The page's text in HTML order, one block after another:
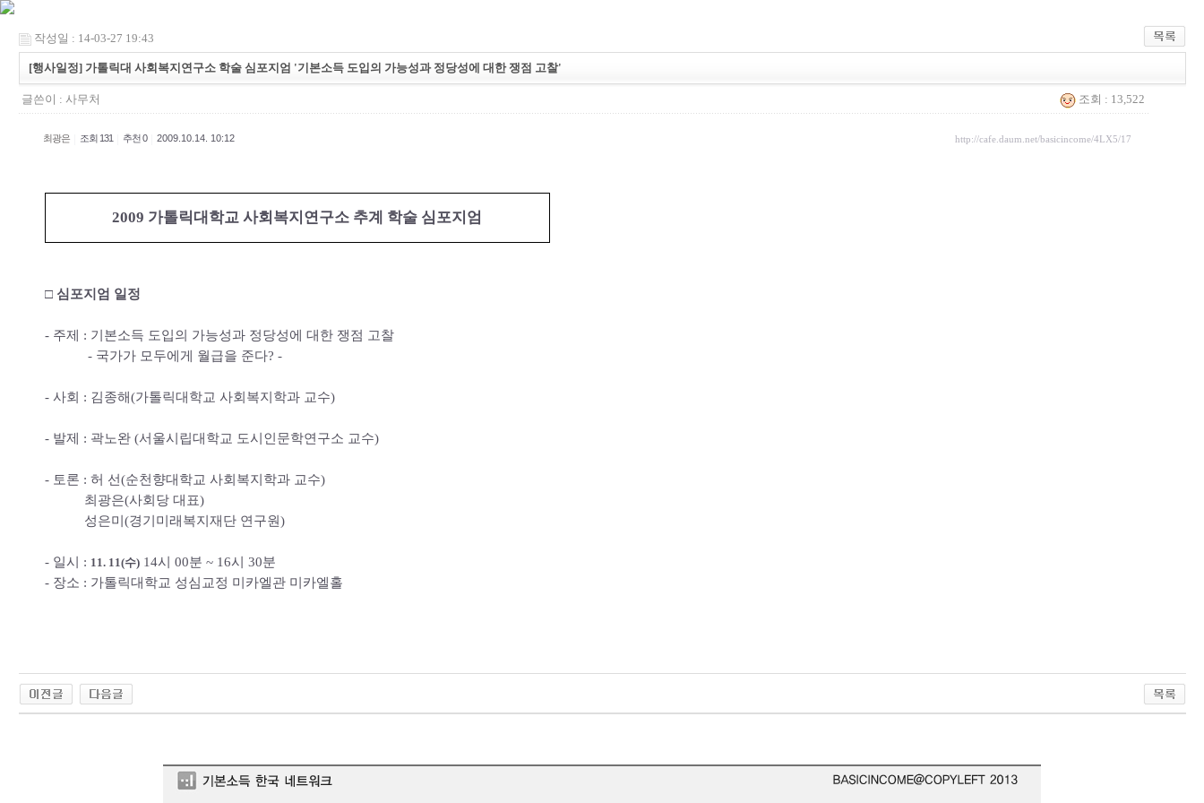
작성일 : 14-03-27 19:43
[행사일정] 가톨릭대 사회복지연구소 학술 심포지엄 '기본소득 도입의 가능성과 정당성에 대한 쟁점 고찰'
글쓴이 : 사무처 조회 : 13,522
최광은 조회 131 추천 0 2009.10.14. 10:12 http://cafe.daum.net/basicincome/4LX5/17
2009 가톨릭대학교 사회복지연구소 추계 학술 심포지엄
□ 심포지엄 일정
- 주제 : 기본소득 도입의 가능성과 정당성에 대한 쟁점 고찰
- 국가가 모두에게 월급을 준다? -
- 사회 : 김종해(가톨릭대학교 사회복지학과 교수)
- 발제 : 곽노완 (서울시립대학교 도시인문학연구소 교수)
- 토론 : 허 선(순천향대학교 사회복지학과 교수)
최광은(사회당 대표)
성은미(경기미래복지재단 연구원)
- 일시 : 11. 11(수)14시 00분 ~ 16시 30분
- 장소 : 가톨릭대학교 성심교정 미카엘관 미카엘홀